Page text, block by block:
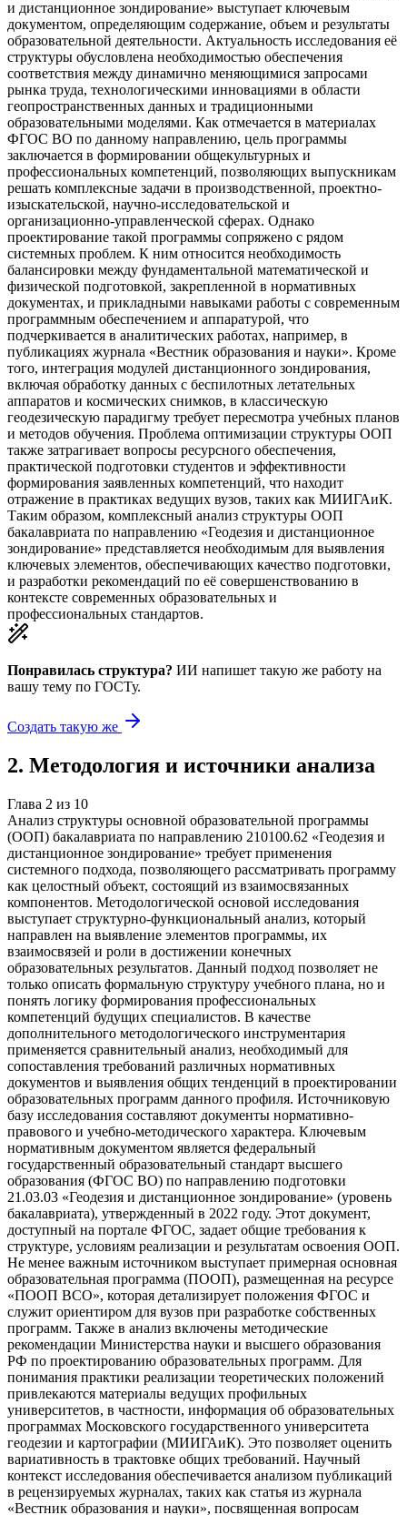
и дистанционное зондирование» выступает ключевым
документом, определяющим содержание, объем и результаты
образовательной деятельности. Актуальность исследования её
структуры обусловлена необходимостью обеспечения
соответствия между динамично меняющимися запросами
рынка труда, технологическими инновациями в области
геопространственных данных и традиционными
образовательными моделями. Как отмечается в материалах
ФГОС ВО по данному направлению, цель программы
заключается в формировании общекультурных и
профессиональных компетенций, позволяющих выпускникам
решать комплексные задачи в производственной, проектно-
изыскательской, научно-исследовательской и
организационно-управленческой сферах. Однако
проектирование такой программы сопряжено с рядом
системных проблем. К ним относится необходимость
балансировки между фундаментальной математической и
физической подготовкой, закрепленной в нормативных
документах, и прикладными навыками работы с современным
программным обеспечением и аппаратурой, что
подчеркивается в аналитических работах, например, в
публикациях журнала «Вестник образования и науки». Кроме
того, интеграция модулей дистанционного зондирования,
включая обработку данных с беспилотных летательных
аппаратов и космических снимков, в классическую
геодезическую парадигму требует пересмотра учебных планов
и методов обучения. Проблема оптимизации структуры ООП
также затрагивает вопросы ресурсного обеспечения,
практической подготовки студентов и эффективности
формирования заявленных компетенций, что находит
отражение в практиках ведущих вузов, таких как МИИГАиК.
Таким образом, комплексный анализ структуры ООП
бакалавриата по направлению «Геодезия и дистанционное
зондирование» представляется необходимым для выявления
ключевых элементов, обеспечивающих качество подготовки,
и разработки рекомендаций по её совершенствованию в
контексте современных образовательных и
профессиональных стандартов.
Понравилась структура? ИИ напишет такую же работу на
вашу тему по ГОСТу.
Создать такую же
2. Методология и источники анализа
Глава 2 из 10
Анализ структуры основной образовательной программы
(ООП) бакалавриата по направлению 210100.62 «Геодезия и
дистанционное зондирование» требует применения
системного подхода, позволяющего рассматривать программу
как целостный объект, состоящий из взаимосвязанных
компонентов. Методологической основой исследования
выступает структурно-функциональный анализ, который
направлен на выявление элементов программы, их
взаимосвязей и роли в достижении конечных
образовательных результатов. Данный подход позволяет не
только описать формальную структуру учебного плана, но и
понять логику формирования профессиональных
компетенций будущих специалистов. В качестве
дополнительного методологического инструментария
применяется сравнительный анализ, необходимый для
сопоставления требований различных нормативных
документов и выявления общих тенденций в проектировании
образовательных программ данного профиля. Источниковую
базу исследования составляют документы нормативно-
правового и учебно-методического характера. Ключевым
нормативным документом является федеральный
государственный образовательный стандарт высшего
образования (ФГОС ВО) по направлению подготовки
21.03.03 «Геодезия и дистанционное зондирование» (уровень
бакалавриата), утвержденный в 2022 году. Этот документ,
доступный на портале ФГОС, задает общие требования к
структуре, условиям реализации и результатам освоения ООП.
Не менее важным источником выступает примерная основная
образовательная программа (ПООП), размещенная на ресурсе
«ПООП ВСО», которая детализирует положения ФГОС и
служит ориентиром для вузов при разработке собственных
программ. Также в анализ включены методические
рекомендации Министерства науки и высшего образования
РФ по проектированию образовательных программ. Для
понимания практики реализации теоретических положений
привлекаются материалы ведущих профильных
университетов, в частности, информация об образовательных
программах Московского государственного университета
геодезии и картографии (МИИГАиК). Это позволяет оценить
вариативность в трактовке общих требований. Научный
контекст исследования обеспечивается анализом публикаций
в рецензируемых журналах, таких как статья из журнала
«Вестник образования и науки», посвященная вопросам